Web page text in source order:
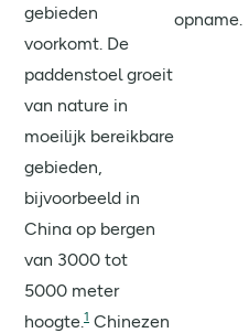
gebieden
voorkomt. De
paddenstoel groeit
van nature in
moeilijk bereikbare
gebieden,
bijvoorbeeld in
China op bergen
van 3000 tot
5000 meter
hoogte. 1 Chinezen
opname.